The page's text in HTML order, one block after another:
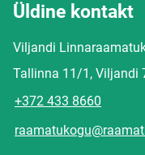
Üldine kontakt
Viljandi
Tallinna 11/1, Viljandi
+372 433 8660